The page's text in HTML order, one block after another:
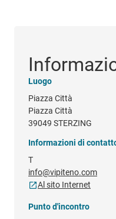
Luogo
Piazza Città
Piazza Città
39049 STERZING
Informazioni di
T
info@vipiteno.com
Al sito Internet
Punto d'incontro